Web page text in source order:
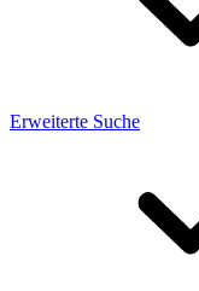
Erweiterte Suche